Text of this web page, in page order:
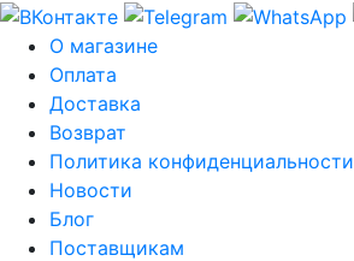
О магазине
Оплата
Доставка
Возврат
Политика конфиденциальности
Новости
Блог
Поставщикам